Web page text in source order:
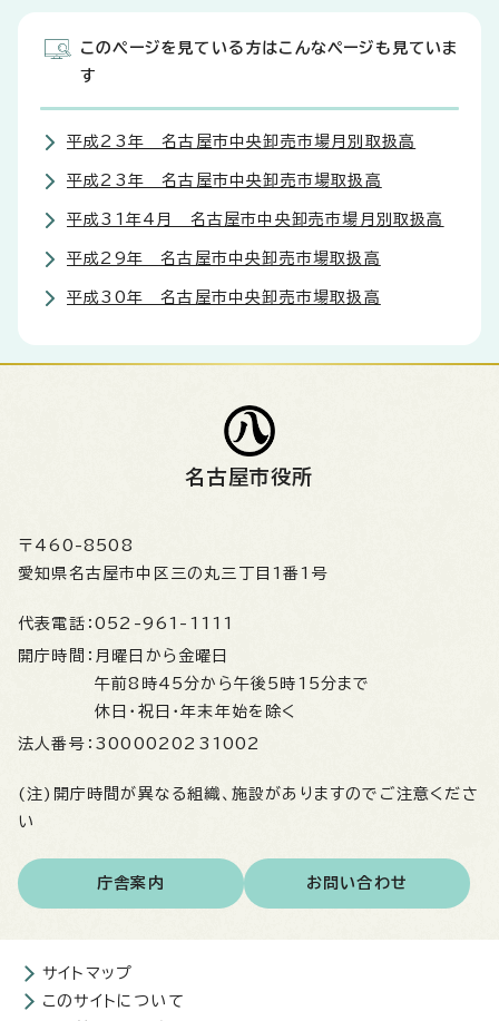
このページを見ている方はこんなページも見ていま
す
平成23年 名古屋市中央卸売市場月別取扱高
平成23年 名古屋市中央卸売市場取扱高
平成31年4月 名古屋市中央卸売市場月別取扱高
平成29年 名古屋市中央卸売市場取扱高
平成30年 名古屋市中央卸売市場取扱高
名古屋市役所
〒460-8508
愛知県名古屋市中区三の丸三丁目1番1号
代表電話： 052-961-1111
開庁時間： 月曜日から金曜日
午前8時45分から午後5時15分まで
休日・祝日・年末年始を除く
法人番号： 3000020231002
(注)開庁時間が異なる組織、施設がありますのでご注意くださ
い
庁舎案内 お問い合わせ
サイトマップ
このサイトについて